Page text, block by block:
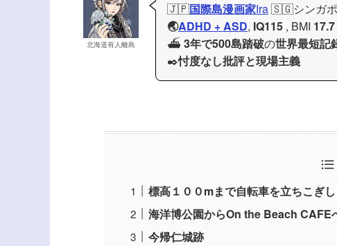
北海道有人離島
🇯🇵国際島漫画家Ira🇸🇬シンガ
🌏ADHD + ASD, IQ115 , BMI 17.7
⛴️3年で500島踏破の世界最短記
✒️忖度なし批評と現場主義
標高１００mまで自転車を立ちこぎ
海洋博公園からOn the Beach CAFE
今帰仁城跡